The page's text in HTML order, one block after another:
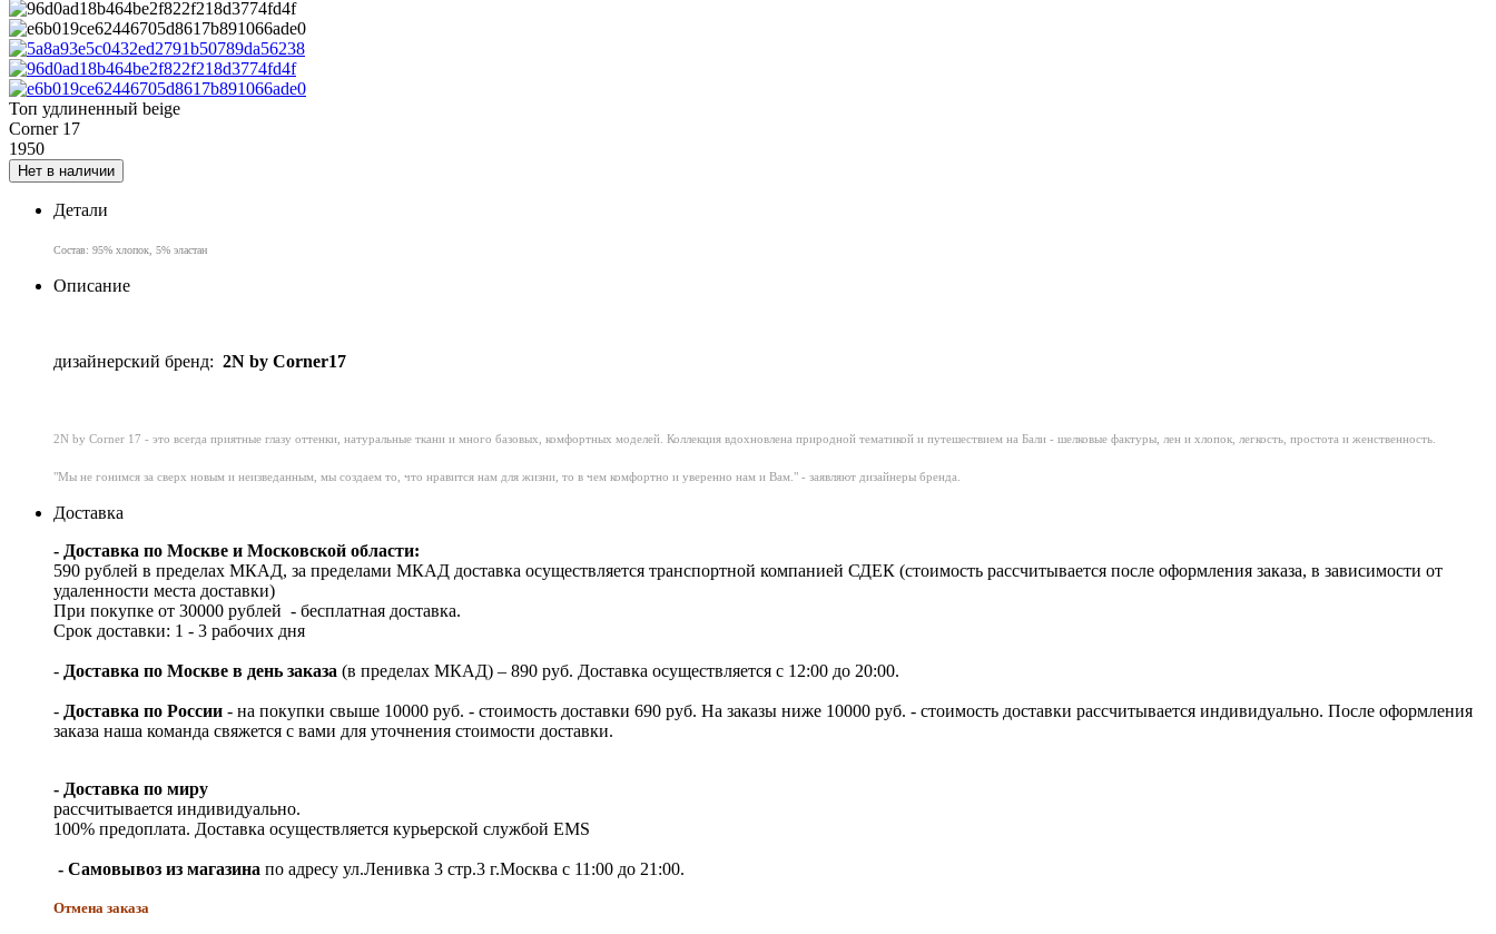
Топ удлиненный beige
Corner 17
1950
Нет в наличии
Детали
Состав: 95% хлопок 5% эластан
Описание
дизайнерский бренд: 2N by Corner17
2N by Corner 17 - это всегда приятные глазу оттенки, натуральные ткани и много базовых, комфортных моделей. Коллекция вдохновлена природной тематикой и путешествием на Бали - шелковые фактуры, лен и хлопок, легкость, простота и женственность.
"Мы не гонимся за сверх новым и неизведанным, мы создаем то, что нравится нам для жизни, то в чем комфортно и уверенно нам и Вам." - заявляют дизайнеры бренда.
Доставка
- Доставка по Москве и Московской области:
590 рублей в пределах МКАД, за пределами МКАД доставка осуществляется транспортной компанией СДЕК (стоимость рассчитывается после оформления заказа, в зависимости от
удаленности места доставки)
При покупке от 30000 рублей - бесплатная доставка.
Срок доставки: 1 - 3 рабочих дня
- Доставка по Москве в день заказа (в пределах МКАД) – 890 руб. Доставка осуществляется с 12:00 до 20:00.
- Доставка по России - на покупки свыше 10000 руб. - стоимость доставки 690 руб. На заказы ниже 10000 руб. - стоимость доставки рассчитывается индивидуально. После оформления
заказа наша команда свяжется с вами для уточнения стоимости доставки.
- Доставка по миру
рассчитывается индивидуально.
100% предоплата. Доставка осуществляется курьерской службой EMS
- Самовывоз из магазина по адресу ул.Ленивка 3 стр.3 г.Москва с 11:00 до 21:00.
Отмена заказа